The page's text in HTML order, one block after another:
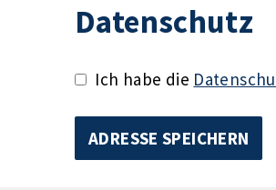
Datenschutz
Ich habe die